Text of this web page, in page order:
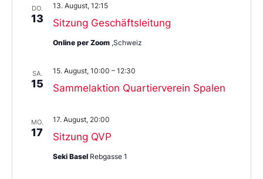
aus.
DO.
13 Sitzung Geschäftsleitung
13. August, 12:15
Online per Zoom ,Schweiz
SA.
15 Sammelaktion Quartierverein Spalen
15. August, 10:00 – 12:30
MO.
17 Sitzung QVP
17. August, 20:00
Seki Basel Rebgasse 1